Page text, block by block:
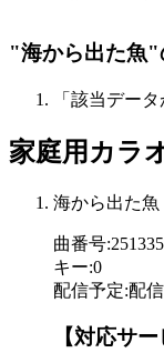
"海から出た魚"
「該当デー
家庭用カラ
海から出た魚
曲番号:251335
キー:0
配信予定:配
【対応サー